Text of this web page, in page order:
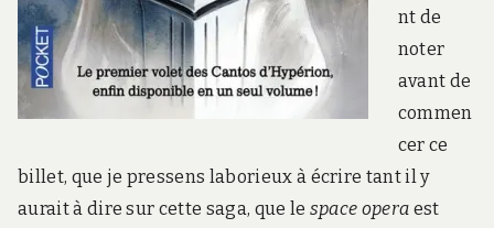
nt de
noter
avant de
commen
cer ce
billet, que je pressens laborieux à écrire tant il y
aurait à dire sur cette saga, que le space opera est